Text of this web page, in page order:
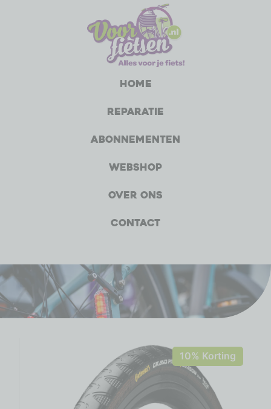
Home
Reparatie
Abonnementen
Webshop
Over ons
Contact
10% Korting